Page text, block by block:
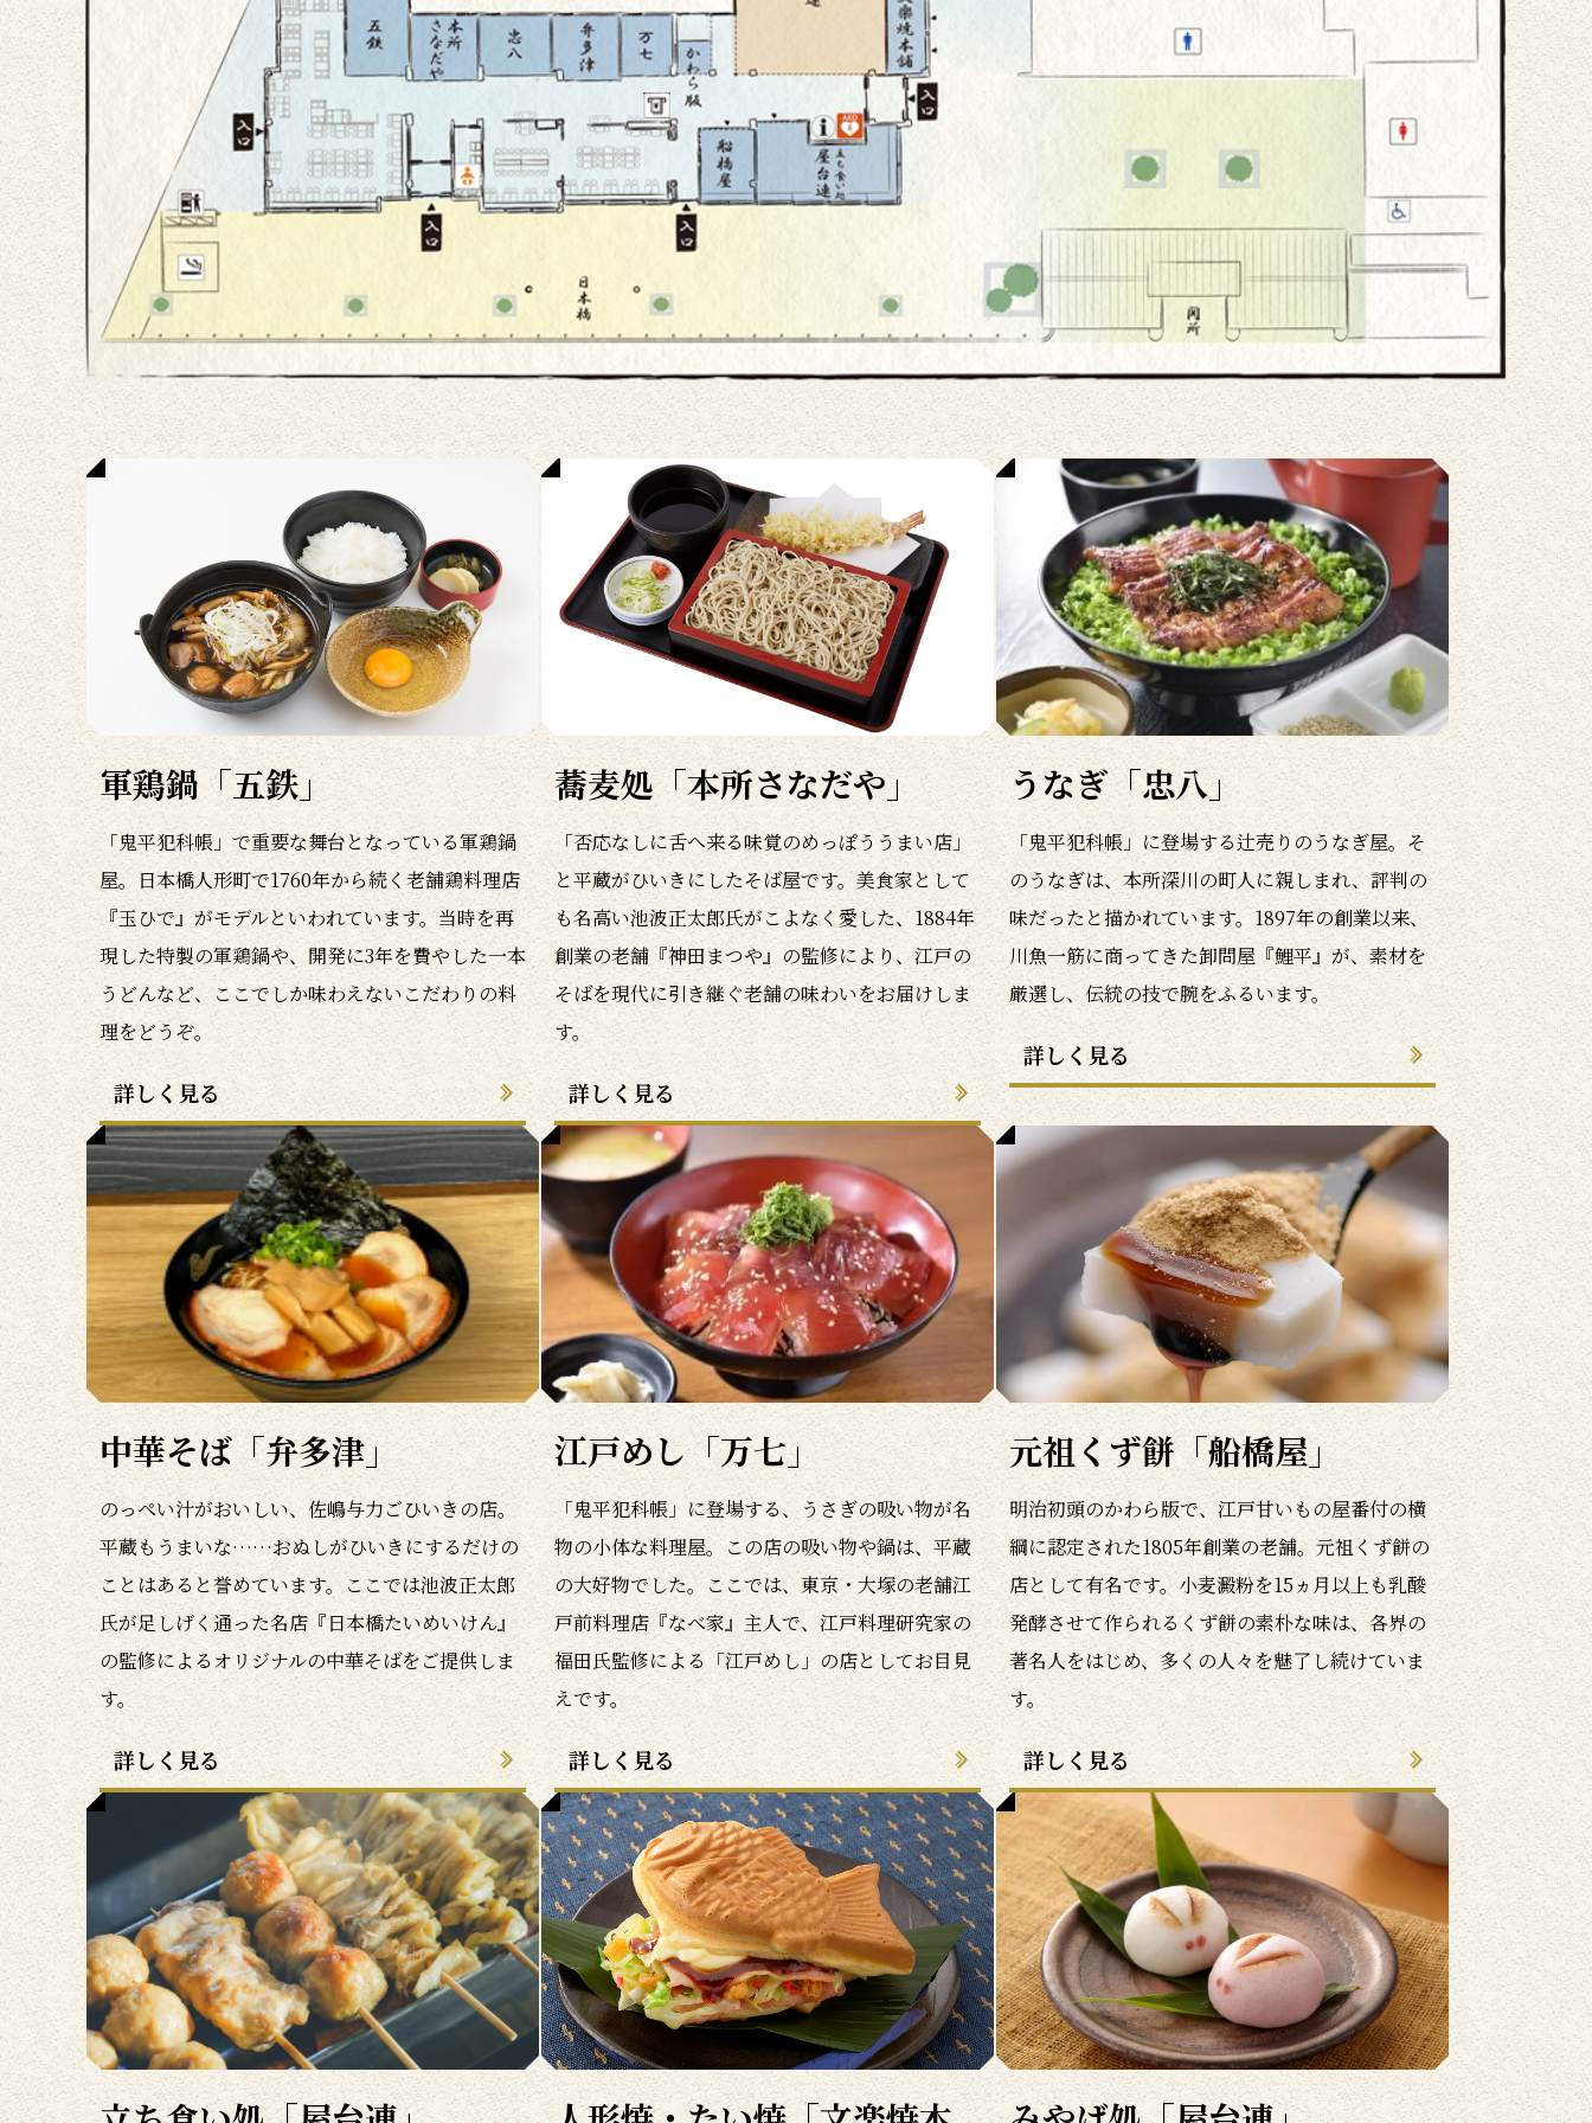
軍鶏鍋「五鉄」
「鬼平犯科帳」で重要な舞台となっている軍鶏鍋
屋。日本橋人形町で1760年から続く老舗鶏料理店
『玉ひで』がモデルといわれています。当時を再
現した特製の軍鶏鍋や、開発に3年を費やした一本
うどんなど、ここでしか味わえないこだわりの料
理をどうぞ。
詳しく見る
蕎麦処「本所さなだや」
「否応なしに舌へ来る味覚のめっぽううまい店」
と平蔵がひいきにしたそば屋です。美食家として
も名高い池波正太郎氏がこよなく愛した、1884年
創業の老舗『神田まつや』の監修により、江戸の
そばを現代に引き継ぐ老舗の味わいをお届けしま
す。
詳しく見る
うなぎ「忠八」
「鬼平犯科帳」に登場する辻売りのうなぎ屋。そ
のうなぎは、本所深川の町人に親しまれ、評判の
味だったと描かれています。1897年の創業以来、
川魚一筋に商ってきた卸問屋『鯉平』が、素材を
厳選し、伝統の技で腕をふるいます。
詳しく見る
中華そば「弁多津」
のっぺい汁がおいしい、佐嶋与力ごひいきの店。
平蔵もうまいな……おぬしがひいきにするだけの
ことはあると誉めています。ここでは池波正太郎
氏が足しげく通った名店『日本橋たいめいけん』
の監修によるオリジナルの中華そばをご提供しま
す。
詳しく見る
江戸めし「万七」
「鬼平犯科帳」に登場する、うさぎの吸い物が名
物の小体な料理屋。この店の吸い物や鍋は、平蔵
の大好物でした。ここでは、東京・大塚の老舗江
戸前料理店『なべ家』主人で、江戸料理研究家の
福田氏監修による「江戸めし」の店としてお目見
えです。
詳しく見る
元祖くず餅「船橋屋」
明治初頭のかわら版で、江戸甘いもの屋番付の横
綱に認定された1805年創業の老舗。元祖くず餅の
店として有名です。小麦澱粉を15ヵ月以上も乳酸
発酵させて作られるくず餅の素朴な味は、各界の
著名人をはじめ、多くの人々を魅了し続けていま
す。
詳しく見る